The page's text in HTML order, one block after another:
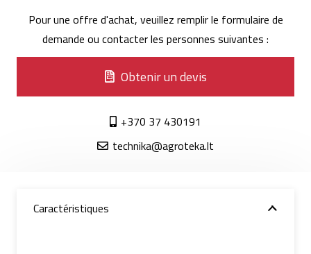
Pour une offre d'achat, veuillez remplir le formulaire de
demande ou contacter les personnes suivantes :
Obtenir un devis
+370 37 430191
technika@agroteka.lt
Caractéristiques